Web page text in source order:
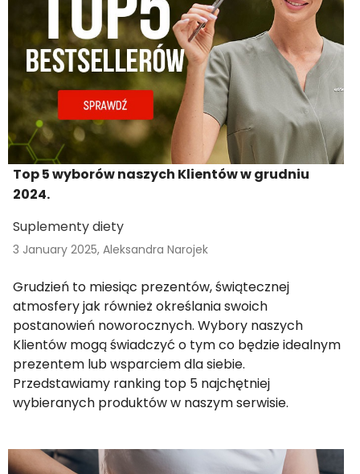
Top 5 wyborów naszych Klientów w grudniu
2024.
Suplementy diety
3 January 2025, Aleksandra Narojek
Grudzień to miesiąc prezentów, świątecznej
atmosfery jak również określania swoich
postanowień noworocznych. Wybory naszych
Klientów mogą świadczyć o tym co będzie idealnym
prezentem lub wsparciem dla siebie.
Przedstawiamy ranking top 5 najchętniej
wybieranych produktów w naszym serwisie.